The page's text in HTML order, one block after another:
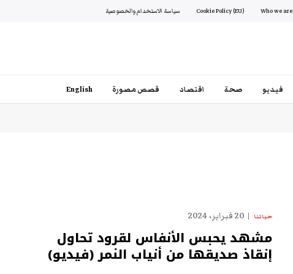
Cookie Policy (EU) سياسة الاستخدام والخصوصية
فيديو صحة اقتصاد قصص مصورة English
حياتنا 20 فبراير، 2024
مشهد يحبس الأنفاس لقرود تحاول
إنقاذ صديقها من أنياب النمر (فيديو)